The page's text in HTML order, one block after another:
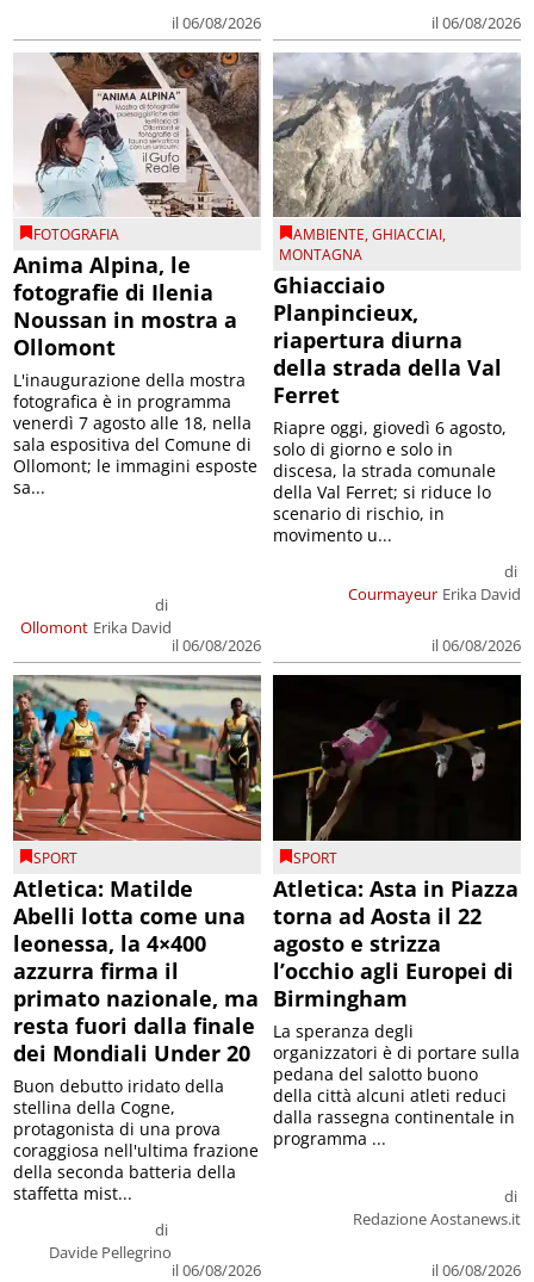
il 06/08/2026 il 06/08/2026
FOTOGRAFIA
Anima Alpina, le
fotografie di Ilenia
Noussan in mostra a
Ollomont
Ollomont
di
Erika David
il 06/08/2026
L'inaugurazione della mostra
fotografica è in programma
venerdì 7 agosto alle 18, nella
sala espositiva del Comune di
Ollomont; le immagini esposte
sa...
AMBIENTE,GHIACCIAI,
MONTAGNA
Ghiacciaio
Planpincieux,
riapertura diurna
della strada della Val
Ferret
Courmayeur
di
Erika David
il 06/08/2026
Riapre oggi, giovedì 6 agosto,
solo di giorno e solo in
discesa, la strada comunale
della Val Ferret; si riduce lo
scenario di rischio, in
movimento u...
SPORT
Atletica: Matilde
Abelli lotta come una
leonessa, la 4×400
azzurra firma il
primato nazionale, ma
resta fuori dalla finale
dei Mondiali Under 20
di
Davide Pellegrino
il 06/08/2026
Buon debutto iridato della
stellina della Cogne,
protagonista di una prova
coraggiosa nell'ultima frazione
della seconda batteria della
staffetta mist...
SPORT
Atletica: Asta in Piazza
torna ad Aosta il 22
agosto e strizza
l’occhio agli Europei di
Birmingham
di
Redazione Aostanews.it
il 06/08/2026
La speranza degli
organizzatori è di portare sulla
pedana del salotto buono
della città alcuni atleti reduci
dalla rassegna continentale in
programma ...